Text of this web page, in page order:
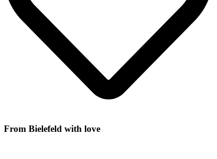
From Bielefeld with love